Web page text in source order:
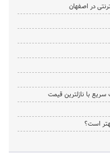
در اصفهان
با نازلترین قیمت
است؟